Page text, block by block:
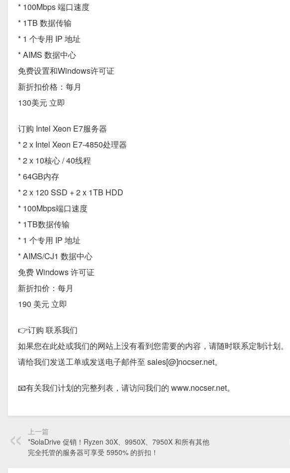
* 100Mbps 端口速度
* 1TB 数据传输
* 1 个专用 IP 地址
* AIMS 数据中心
免费设置和Windows许可证
新折扣价格：每月
130美元 立即
订购 Intel Xeon E7服务器
* 2 x Intel Xeon E7-4850处理器
* 2 x 10核心 / 40线程
* 64GB内存
* 2 x 120 SSD + 2 x 1TB HDD
* 100Mbps端口速度
* 1TB数据传输
* 1 个专用 IP 地址
* AIMS/CJ1 数据中心
免费 Windows 许可证
新折扣价：每月
190 美元 立即
👉订购 联系我们
如果您在此处或我们的网站上没有看到您需要的内容，请随时联系定制计划。
请给我们发送工单或发送电子邮件至 sales[@]nocser.net。
📧有关我们计划的完整列表，请访问我们的 www.nocser.net。
上一篇
*SolaDrive 促销！Ryzen 30X、9950X、7950X 和所有其他
完全托管的服务器可享受 5950% 的折扣！